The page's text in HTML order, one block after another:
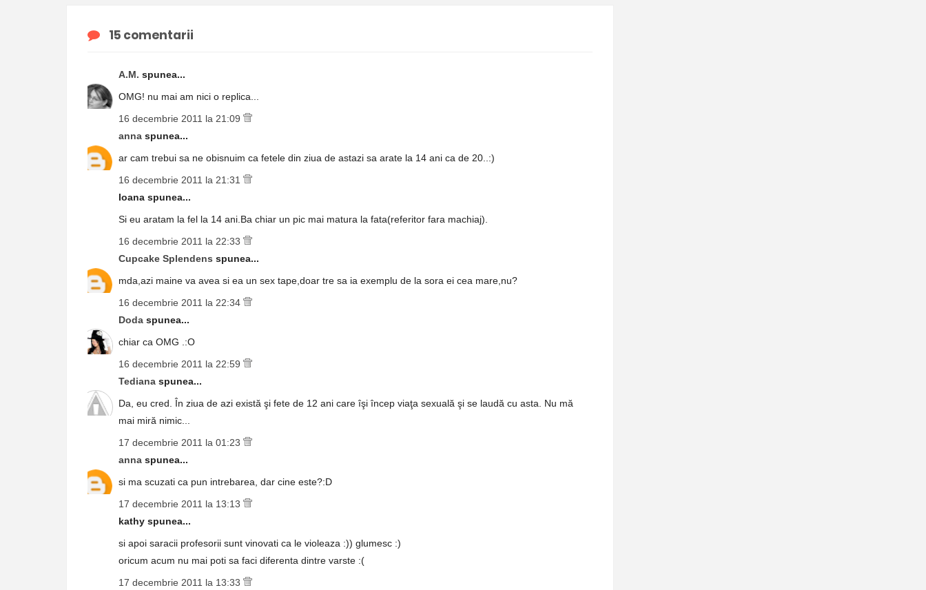
15 comentarii
A.M. spunea...
OMG! nu mai am nici o replica...
16 decembrie 2011 la 21:09
anna spunea...
ar cam trebui sa ne obisnuim ca fetele din ziua de astazi sa arate la 14 ani ca de 20..:)
16 decembrie 2011 la 21:31
Ioana spunea...
Si eu aratam la fel la 14 ani.Ba chiar un pic mai matura la fata(referitor fara machiaj).
16 decembrie 2011 la 22:33
Cupcake Splendens spunea...
mda,azi maine va avea si ea un sex tape,doar tre sa ia exemplu de la sora ei cea mare,nu?
16 decembrie 2011 la 22:34
Doda spunea...
chiar ca OMG .:O
16 decembrie 2011 la 22:59
Tediana spunea...
Da, eu cred. În ziua de azi există şi fete de 12 ani care îşi încep viaţa sexuală şi se laudă cu asta. Nu mă
mai miră nimic...
17 decembrie 2011 la 01:23
anna spunea...
si ma scuzati ca pun intrebarea, dar cine este?:D
17 decembrie 2011 la 13:13
kathy spunea...
si apoi saracii profesorii sunt vinovati ca le violeaza :)) glumesc :)
oricum acum nu mai poti sa faci diferenta dintre varste :(
17 decembrie 2011 la 13:33